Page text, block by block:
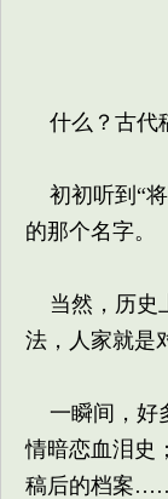
什么？古代
初初听到“将
的那个名字。
当然，历史
法，人家就是
一瞬间，好
情暗恋血泪史
稿后的档案